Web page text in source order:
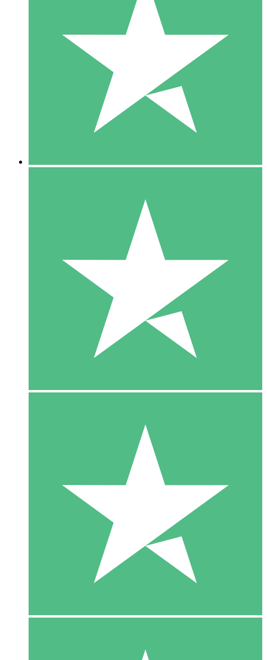
Paquetes de Créditos Individuales
Paga según el uso con créditos de descarga. Sin compromiso
10 00
10 Descargas
20 00